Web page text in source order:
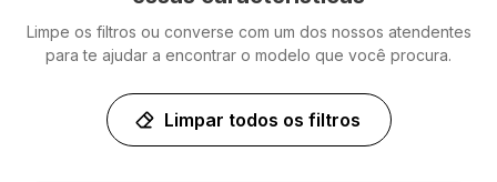
Limpe os filtros ou converse com um dos nossos atendentes
para te ajudar a encontrar o modelo que você procura.
Limpar todos os filtros